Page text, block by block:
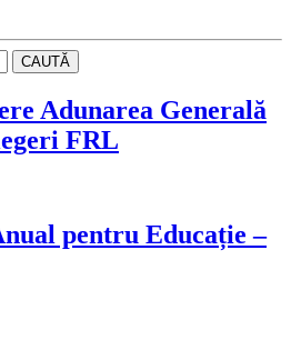
CAUTĂ
Adunarea Generală
FRL
pentru Educație –